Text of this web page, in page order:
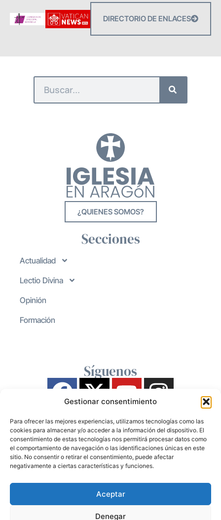
Gestionar consentimiento
Para ofrecer las mejores experiencias, utilizamos tecnologías como las
cookies para almacenar y/o acceder a la información del dispositivo. El
consentimiento de estas tecnologías nos permitirá procesar datos como
el comportamiento de navegación o las identificaciones únicas en este
sitio. No consentir o retirar el consentimiento, puede afectar
negativamente a ciertas características y funciones.
Aceptar
Denegar
DIRECTORIO DE ENLACES
¿QUIENES SOMOS?
Secciones
Actualidad
Lectio Divina
Opinión
Formación
Síguenos